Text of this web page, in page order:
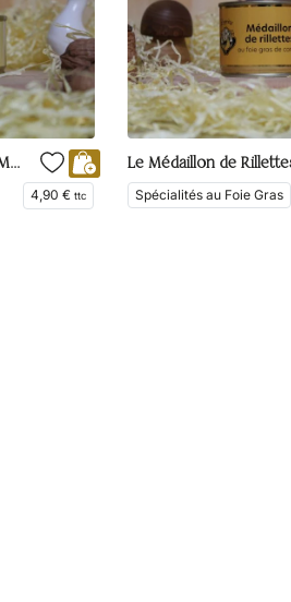
Suprême de Foie d’Oie au Monbazillac
4,90€ ttc Spécialités au Foie Gras